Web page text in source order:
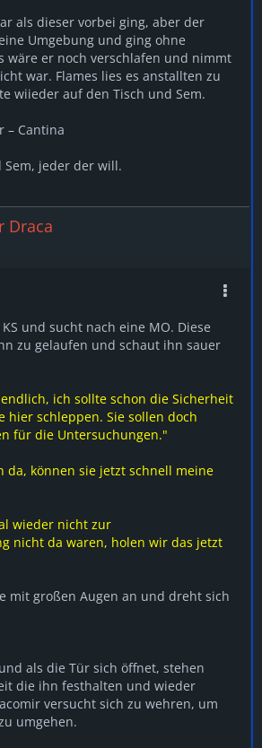
als dieser vorbei ging, aber der
Umgebung und ging ohne
wäre er noch verschlafen und nimmt
war. Flames lies es anstallten zu
wiieder auf den Tisch und Sem.
– Cantina
Sem, jeder der will.
Draca
und sucht nach eine MO. Diese
zu gelaufen und schaut ihn sauer
ich sollte schon die Sicherheit
hier schleppen. Sie sollen doch
für die Untersuchungen."
da, können sie jetzt schnell meine
wieder nicht zur
nicht da waren, holen wir das jetzt
mit großen Augen an und dreht sich
als die Tür sich öffnet, stehen
die ihn festhalten und wieder
versucht sich zu wehren, um
umgehen.